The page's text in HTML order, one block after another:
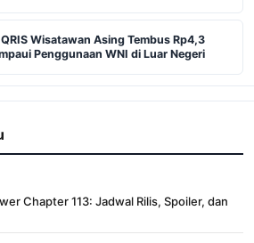
Wisatawan Asing Tembus Rp4,3
Penggunaan WNI di Luar Negeri
Chapter 113: Jadwal Rilis, Spoiler, dan